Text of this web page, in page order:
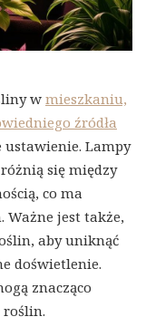
w mieszkaniu,
źródła
ustawienie. Lampy
różnią się między
co ma
Ważne jest także,
aby uniknąć
doświetlenie.
znacząco
roślin.